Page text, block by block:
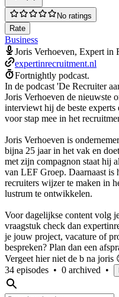
No ratings
Rate
Business
Joris Verhoeven, Expert in
expertinrecruitment.nl
Fortnightly podcast.
In de podcast 'De Recruiter
Joris Verhoeven de nieuwste
interviewt hij de beste experts
voor stap mee in het
Joris Verhoeven is
bijna 25 jaar in het vak en
met zijn compagnon staat hij
van LEF Groep. Daarnaast is
recruiters wijzer te maken in
lustrum te ontwikkelen.
Voor dagelijkse content volg
vraagstuk check dan
je jouw project, vacature of
bespreken? Plan dan een
Vergeet hier niet de b na joris
34 episodes • 0 archived •